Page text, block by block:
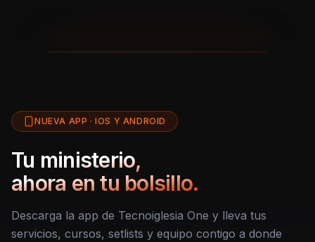
NUEVA APP · IOS Y ANDROID
Tu ministerio,
ahora en tu bolsillo.
Descarga la app de Tecnoiglesia One y lleva tus
servicios, cursos, setlists y equipo contigo a donde